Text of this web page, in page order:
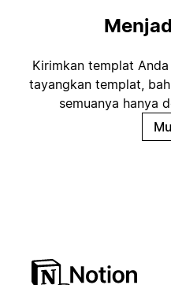
Kirimkan templat
tayangkan templat,
semuanya hanya